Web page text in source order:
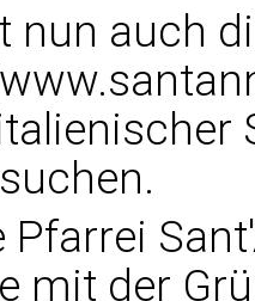
nun auch
Pfarrei
mit der